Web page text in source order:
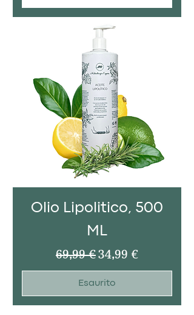
Olio Lipolitico, 500
ML
Prezzo regolare
69,99 €Prezzo scontato
34,99 €
Esaurito